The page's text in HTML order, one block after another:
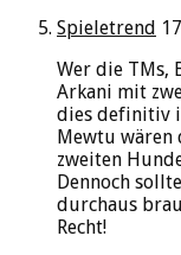
Spieletrend
Wer die TMs,
Arkani mit
dies definitiv
Mewtu wären
zweiten
Dennoch
durchaus
Recht!